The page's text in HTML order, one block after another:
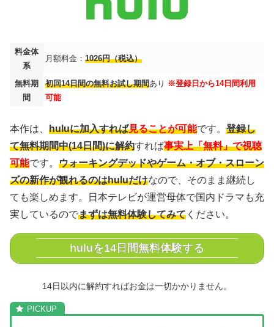
料金体
系
月額料金： 1026円（税込）
無料期
間
初回14日間の無料お試し期間あり ※登録日から14日間利用
可能
本作は、 huluに加入すれば見ることが可能です。 登録し
て無料期間中(14日間)に解約すれば事実上「無料」で視聴
可能です。 ウォーキングデッドやゲーム・オブ・スローン
ズの新作が観れるのはhuluだけなので、そのまま継続し
ても楽しめます。日本テレビが運営母体で国内ドラマも充
実しているのでまずは無料体験してみて ください。
huluを14日間無料体験する
14日以内に解約すればお金は一切かかりません。